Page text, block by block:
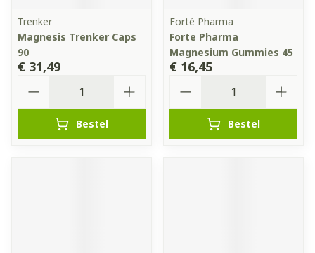
Trenker
Magnesis Trenker Caps
90
€ 31,49
Bestel
Forté Pharma
Forte Pharma
Magnesium Gummies 45
€ 16,45
Bestel